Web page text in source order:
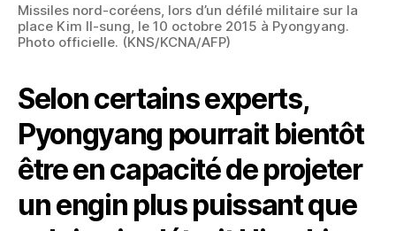
Missiles nord-coréens, lors d’un défilé militaire sur la
place Kim Il-sung, le 10 octobre 2015 à Pyongyang.
Photo officielle. (KNS/KCNA/AFP)
Selon certains experts,
Pyongyang pourrait bientôt
être en capacité de projeter
un engin plus puissant que